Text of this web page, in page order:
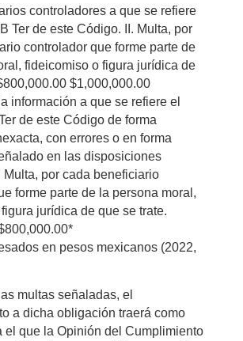
controladores a que se refiere
Ter de este Código. II. Multa, por
controlador que forme parte de
fideicomiso o figura jurídica de
$1,000,000.00
información a que se refiere el
de este Código de forma
con errores o en forma
en las disposiciones
Multa, por cada beneficiario
forme parte de la persona moral,
jurídica de que se trate.
en pesos mexicanos (2022,
multas señaladas, el
a dicha obligación traerá como
el que la Opinión del Cumplimiento